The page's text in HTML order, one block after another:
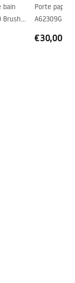
bain
Brush
Porte
A62309G
€30,00